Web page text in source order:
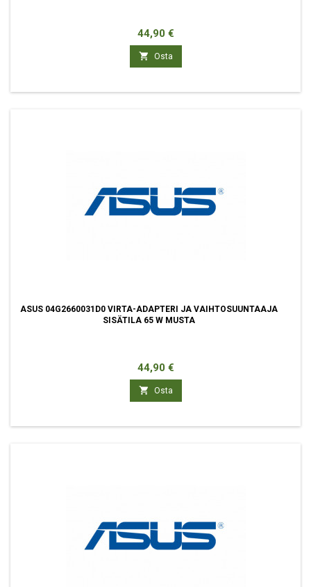
Hinta
44,90 €
 Osta
ASUS 04G2660031D0 VIRTA-ADAPTERI JA VAIHTOSUUNTAAJA
SISÄTILA 65 W MUSTA
Hinta
44,90 €
 Osta